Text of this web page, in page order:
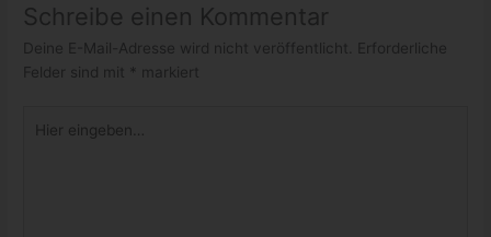
Schreibe einen Kommentar
Deine E-Mail-Adresse wird nicht veröffentlicht.
Erforderliche
Felder sind mit
* markiert
eingeben…